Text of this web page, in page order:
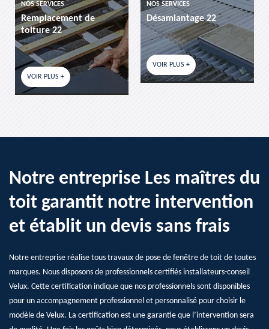
NOS SERVICES
Remplacement de
toiture 22
VOIR PLUS +
NOS SERVICES
Désamiantage 22
VOIR PLUS +
Notre entreprise Les maîtres du
toit garantit notre intervention
et établit un devis sans frais
Notre entreprise réalise tous travaux de pose de fenêtre de toit de toutes
marques. Nous disposons de professionnels certifiés installateurs-conseil
Velux. Cette certification indique que nos professionnels sont disponibles
pour un accompagnement professionnel et personnalisé pour choisir le
modèle de Velux. La certification est une garantie que l’intervention sera